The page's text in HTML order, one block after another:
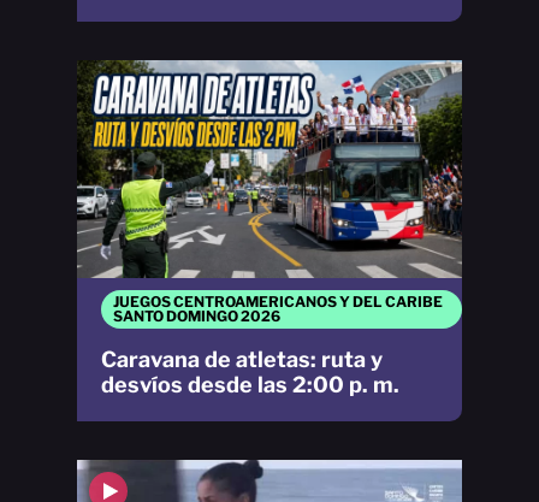
JUEGOS CENTROAMERICANOS Y DEL CARIBE
SANTO DOMINGO 2026
Caravana de atletas: ruta y
desvíos desde las 2:00 p. m.